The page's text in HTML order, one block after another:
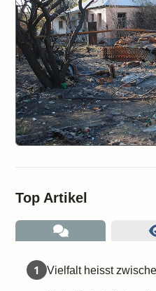
Top Artikel
1 Vielfalt heisst